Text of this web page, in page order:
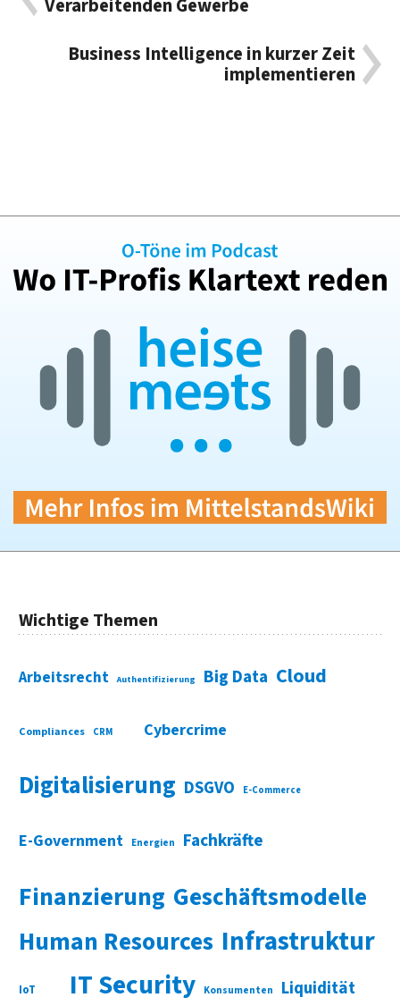
Verarbeitenden Gewerbe
Business Intelligence in kurzer Zeit
implementieren
Wichtige Themen
Arbeitsrecht Authentifizierung Big Data Cloud
Compliances CRM Cybercrime
Digitalisierung DSGVO E-Commerce
E-Government Energien Fachkräfte
Finanzierung Geschäftsmodelle
Human Resources Infrastruktur
IoT IT Security Konsumenten Liquidität